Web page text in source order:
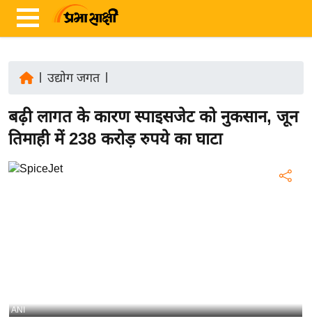
ज़ा
ख
र
ष्ट्री
उद्योग जगत|
बढ़ी लागत के कारण स्पाइसजेट को नुकसान, जून
तिमाही में 238 करोड़ रुपये का घाटा
ANI